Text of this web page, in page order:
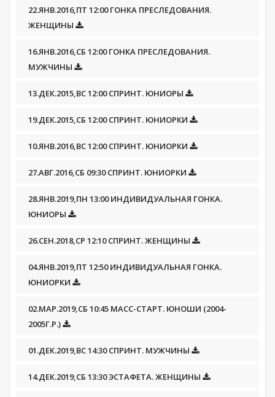
22.ЯНВ.2016,ПТ 12:00 ГОНКА ПРЕСЛЕДОВАНИЯ.
ЖЕНЩИНЫ
16.ЯНВ.2016,СБ 12:00 ГОНКА ПРЕСЛЕДОВАНИЯ.
МУЖЧИНЫ
13.ДЕК.2015,ВС 12:00 СПРИНТ. ЮНИОРЫ
19.ДЕК.2015,СБ 12:00 СПРИНТ. ЮНИОРКИ
10.ЯНВ.2016,ВС 12:00 СПРИНТ. ЮНИОРКИ
27.АВГ.2016,СБ 09:30 СПРИНТ. ЮНИОРКИ
28.ЯНВ.2019,ПН 13:00 ИНДИВИДУАЛЬНАЯ ГОНКА.
ЮНИОРЫ
26.СЕН.2018,СР 12:10 СПРИНТ. ЖЕНЩИНЫ
04.ЯНВ.2019,ПТ 12:50 ИНДИВИДУАЛЬНАЯ ГОНКА.
ЮНИОРКИ
02.МАР.2019,СБ 10:45 МАСС-СТАРТ. ЮНОШИ (2004-
2005Г.Р.)
01.ДЕК.2019,ВС 14:30 СПРИНТ. МУЖЧИНЫ
14.ДЕК.2019,СБ 13:30 ЭСТАФЕТА. ЖЕНЩИНЫ